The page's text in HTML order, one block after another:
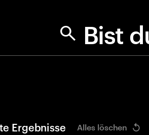
Bi
Ergebnisse Alles löschen